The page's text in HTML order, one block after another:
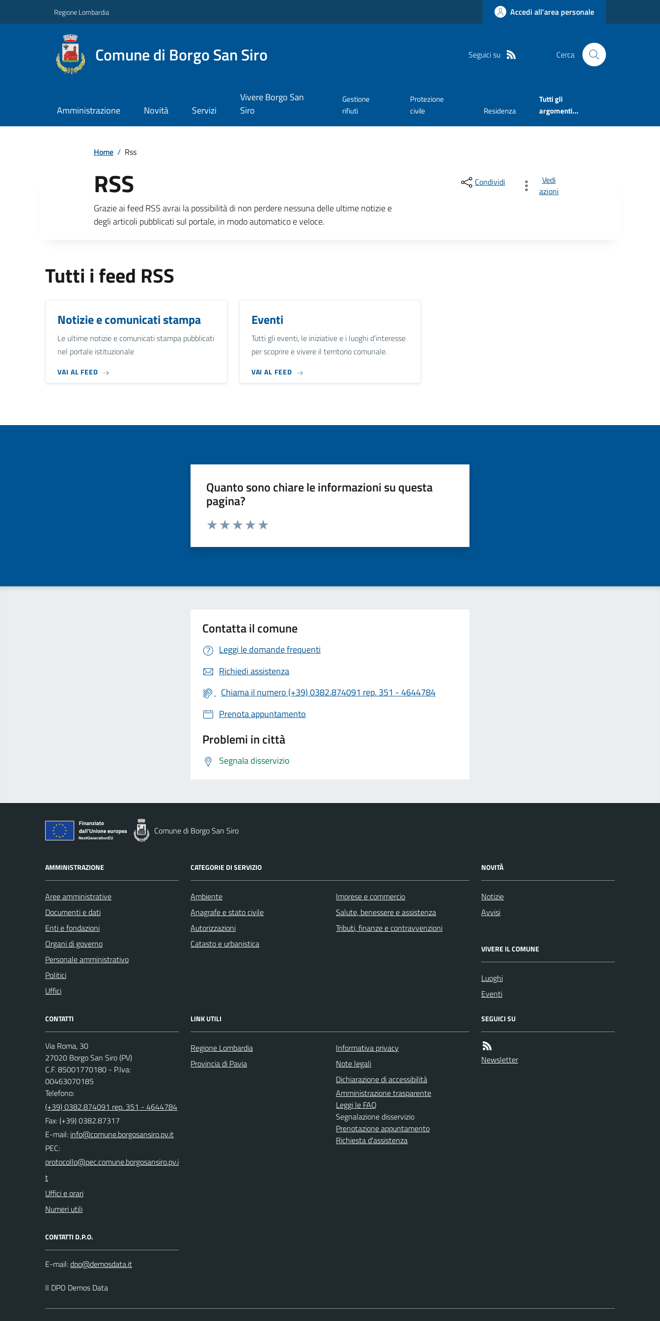
Regione Lombardia Accedi all'area personale
Comune di Borgo San Siro Seguici su Cerca
Amministrazione Novità Servizi
Vivere Borgo San
Siro
Gestione
rifiuti
Protezione
civile
Residenza
Tutti gli
argomenti...
Home / Rss
RSS
Grazie ai feed RSS avrai la possibilità di non perdere nessuna delle ultime notizie e
degli articoli pubblicati sul portale, in modo automatico e veloce.
Condividi
Vedi
azioni
Tutti i feed RSS
Notizie e comunicati stampa
Le ultime notizie e comunicati stampa pubblicati
nel portale istituzionale
VAI AL FEED
Eventi
Tutti gli eventi, le iniziative e i luoghi d’interesse
per scoprire e vivere il territorio comunale.
VAI AL FEED
Quanto sono chiare le informazioni su questa
pagina?
Valuta da 1 a 5 stelle la pagina
Contatta il comune
Leggi le domande frequenti
Richiedi assistenza
Chiama il numero (+39) 0382.874091 rep. 351 - 4644784
Prenota appuntamento
Problemi in città
Segnala disservizio
Comune di Borgo San Siro
AMMINISTRAZIONE
Aree amministrative
Documenti e dati
Enti e fondazioni
Organi di governo
Personale amministrativo
Politici
Uffici
CATEGORIE DI SERVIZIO
Ambiente
Anagrafe e stato civile
Autorizzazioni
Catasto e urbanistica
Imprese e commercio
Salute, benessere e assistenza
Tributi, finanze e contravvenzioni
NOVITÀ
Notizie
Avvisi
VIVERE IL COMUNE
Luoghi
Eventi
CONTATTI
Via Roma, 30
27020 Borgo San Siro (PV)
C.F. 85001770180 - P.Iva:
00463070185
Telefono:
(+39) 0382.874091 rep. 351 - 4644784
Fax: (+39) 0382.87317
E-mail:
PEC:
Uffici e orari
Numeri utili
CONTATTI D.P.O.
E-mail:
Il DPO Demos Data
LINK UTILI
Regione Lombardia
Provincia di Pavia
Informativa privacy
Note legali
Dichiarazione di accessibilità
Amministrazione trasparente
Leggi le FAQ
Segnalazione disservizio
Prenotazione appuntamento
Richiesta d'assistenza
SEGUICI SU
Newsletter